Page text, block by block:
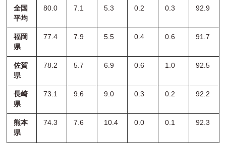
全国
平均
80.0 7.1 5.3 0.2 0.3 92.9
福岡
県
77.4 7.9 5.5 0.4 0.6 91.7
佐賀
県
78.2 5.7 6.9 0.6 1.0 92.5
長崎
県
73.1 9.6 9.0 0.3 0.2 92.2
熊本
県
74.3 7.6 10.4 0.0 0.1 92.3